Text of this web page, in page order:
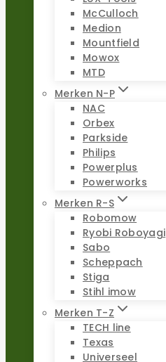
McCulloch
Medion
Mountfield
Mowox
MTD
Merken N-P
NAC
Orbex
Parkside
Philips
Powerplus
Powerworks
Merken R-S
Robomow
Ryobi Roboyagi
Sabo
Scheppach
Stiga
Stihl imow
Merken T-Z
TECH line
Texas
Universeel